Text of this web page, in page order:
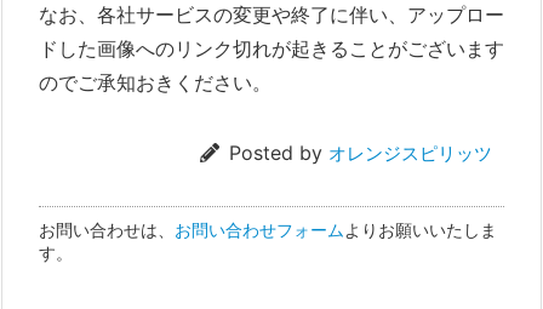
なお、各社サービスの変更や終了に伴い、アップロー
ドした画像へのリンク切れが起きることがございます
のでご承知おきください。
Posted by オレンジスピリッツ
お問い合わせは、 お問い合わせフォームよりお願いいたしま
す。